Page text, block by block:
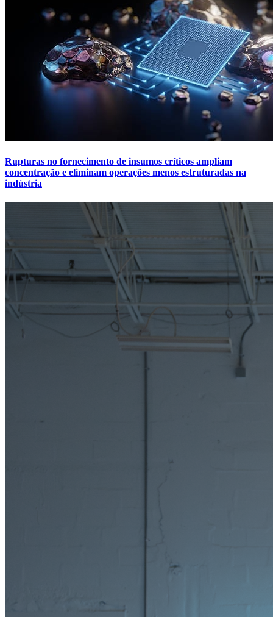
Rupturas no fornecimento de insumos críticos ampliam
concentração e eliminam operações menos estruturadas na
indústria